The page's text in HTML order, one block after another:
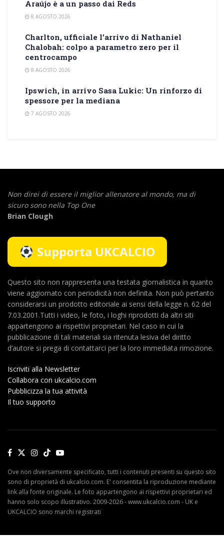
Araújo è a un passo dai Reds
8 AGOSTO 2026
Charlton, ufficiale l’arrivo di Nathaniel
Chalobah: colpo a parametro zero per il
centrocampo
8 AGOSTO 2026
Ipswich, in arrivo Sasa Lukic: Un rinforzo di
spessore per la mediana
7 AGOSTO 2026
Non direi di essere il miglior allenatore al mondo, ma di
sicuro sono nella Top One
Brian Clough
Supporta UKCALCIO
Questo sito non rappresenta una testata giornalistica in quanto
viene aggiornato con periodicità non definita. Non può pertanto
considerarsi un prodotto editoriale ai sensi della legge n. 62 del
7.03.2001.Tutti i video, le foto, i loghi riprodotti da altri siti
appartengono ai rispettivi proprietari. Nel caso in cui la
pubblicazione di tali materiali sia ritenuta lesiva del diritto
d’autore si prega di contattarci per la loro immediata rimozione.
Iscriviti alla Newsletter
Collabora con ukcalcio.com
Pubblicizza la tua attività
Il tuo supporto
Ove non diversamente specificato, tutti i contenuti presenti su questo sito
sono di proprietà di ukcalcio.com. E' consentita la riproduzione mediante
link alla fonte originale. Le foto appartengono ai rispettivi proprietari ed
hanno solo scopo illustrativo. 2009-2026 - www.ukcalcio.com - UK e
UKCALCIO sono marchi registrati